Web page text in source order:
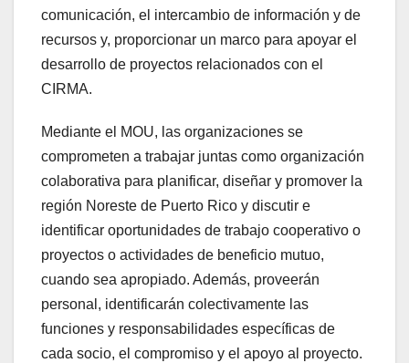
comunicación, el intercambio de información y de
recursos y, proporcionar un marco para apoyar el
desarrollo de proyectos relacionados con el
CIRMA.
Mediante el MOU, las organizaciones se
comprometen a trabajar juntas como organización
colaborativa para planificar, diseñar y promover la
región Noreste de Puerto Rico y discutir e
identificar oportunidades de trabajo cooperativo o
proyectos o actividades de beneficio mutuo,
cuando sea apropiado. Además, proveerán
personal, identificarán colectivamente las
funciones y responsabilidades específicas de
cada socio, el compromiso y el apoyo al proyecto.